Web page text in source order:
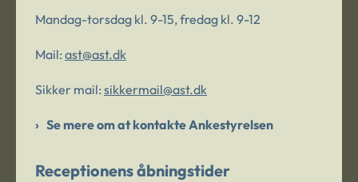
Mandag-torsdag kl. 9-15, fredag kl. 9-12
Mail: ast@ast.dk
Sikker mail: sikkermail@ast.dk
Se mere om at kontakte Ankestyrelsen
Receptionens åbningstider